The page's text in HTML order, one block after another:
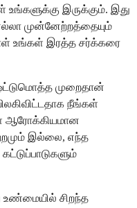
உங்களுக்கு இருக்கும். இது
முன்னேற்றத்தையும்
உங்கள் இரத்த சர்க்கரை
முறைதான்
நீங்கள்
ஆரோக்கியமான
இல்லை, எந்த
உண்மையில் சிறந்த